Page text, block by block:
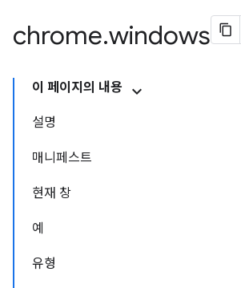
chrome.windows
이 페이지의 내용
설명
매니페스트
현재 창
예
유형